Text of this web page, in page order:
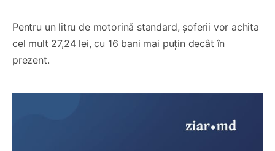
Pentru un litru de motorină standard, șoferii vor achita
cel mult 27,24 lei, cu 16 bani mai puțin decât în
prezent.